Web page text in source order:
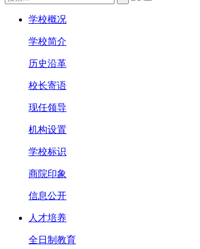
学校概况
学校简介
历史沿革
校长寄语
现任领导
机构设置
学校标识
商院印象
信息公开
人才培养
全日制教育